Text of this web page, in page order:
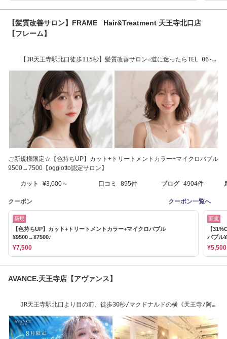
【髪質改善サロン】FRAME Hair&Treatment 天王寺北口店
【フレーム】
【JR天王寺駅北口徒歩115秒】髪質改善サロン☆道に迷ったらTEL 06-
ご新規様限定☆【色持ちUP】カット+トリートメントカラー+マイクロバブル
9500→7500【oggiotto認定サロン】
カット ¥3,000～ 口コミ 895件 ブログ 4904件
クーポン クーポン一覧へ
新規
【色持ちUP】カット+トリートメントカラー+マイクロバブル
¥9500→¥7500♪
¥7,500
新規
【
バブル
¥5,500
AVANCE.天王寺店【アヴァンス】
JR天王寺駅北口より目の前、徒歩30秒/マクドナルドの横《天王寺/阿倍